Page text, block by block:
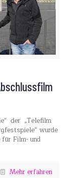
der „Telefilm
wurde
für Film- und
Mehr erfahren